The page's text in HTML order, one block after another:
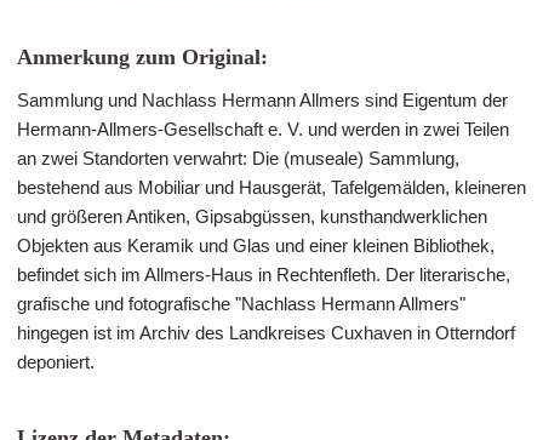
Anmerkung zum Original:
Sammlung und Nachlass Hermann Allmers sind Eigentum der
Hermann-Allmers-Gesellschaft e. V. und werden in zwei Teilen
an zwei Standorten verwahrt: Die (museale) Sammlung,
bestehend aus Mobiliar und Hausgerät, Tafelgemälden, kleineren
und größeren Antiken, Gipsabgüssen, kunsthandwerklichen
Objekten aus Keramik und Glas und einer kleinen Bibliothek,
befindet sich im Allmers-Haus in Rechtenfleth. Der literarische,
grafische und fotografische "Nachlass Hermann Allmers"
hingegen ist im Archiv des Landkreises Cuxhaven in Otterndorf
deponiert.